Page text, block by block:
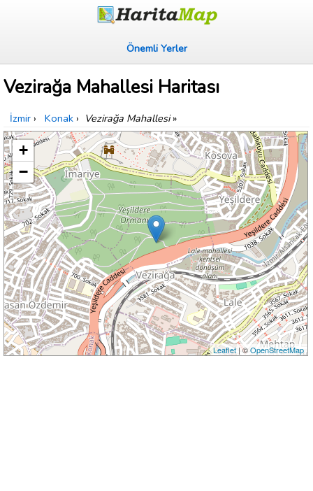
Önemli Yerler
Vezirağa Mahallesi Haritası
İzmir › Konak › Vezirağa Mahallesi»
+
−
Leaflet| ©OpenStreetMap